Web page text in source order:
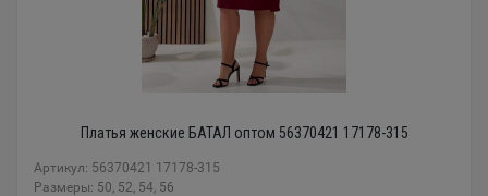
Платья женские БАТАЛ оптом 56370421 17178-315
Артикул: 56370421 17178-315
Размеры: 50, 52, 54, 56